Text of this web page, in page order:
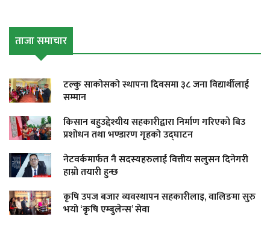
ताजा समाचार
टल्कु साकोसको स्थापना दिवसमा ३८ जना विद्यार्थीलाई
सम्मान
किसान बहुउद्देश्यीय सहकारीद्वारा निर्माण गरिएको बिउ
प्रशोधन तथा भण्डारण गृहको उद्घाटन
नेटवर्कमार्फत नै सदस्यहरुलाई वित्तीय सलुसन दिनेगरी
हाम्रो तयारी हुन्छ
कृषि उपज बजार व्यवस्थापन सहकारीलाइ, वालिङमा सुरु
भयो ‘कृषि एम्बुलेन्स’ सेवा